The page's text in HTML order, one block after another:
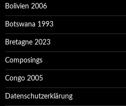
Bolivien 2006
Botswana 1993
Bretagne 2023
Composings
Congo 2005
Datenschutzerklärung